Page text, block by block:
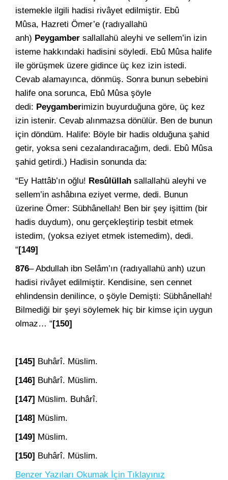
istemekle ilgili hadisi rivâyet edilmiştir. Ebû
Mûsa, Hazreti Ömer’e (radıyallahü
anh) Peygamber sallallahü aleyhi ve sellem’in izin
isteme hakkındaki hadisini söyledi. Ebû Mûsa halife
ile görüşmek üzere gidince üç kez izin istedi.
Cevab alamayınca, dönmüş. Sonra bunun sebebini
halife ona sorunca, Ebû Mûsa şöyle
dedi: Peygamberimizin buyurduğuna göre, üç kez
izin istenir. Cevab alınmazsa dönülür. Ben de bunun
için döndüm. Halife: Böyle bir hadis olduğuna şahid
getir, yoksa seni cezalandıracağım, dedi. Ebû Mûsa
şahid getirdi.) Hadisin sonunda da:
“Ey Hattâb’ın oğlu! Resûlüllah sallallahü aleyhi ve
sellem’in ashâbına eziyet verme, dedi. Bunun
üzerine Ömer: Sübhânellah! Ben bir şey işittim (bir
hadis duydum), onu gerçekleştirip tesbit etmek
istedim, (yoksa eziyet etmek istemedim), dedi.
“[149]
876– Abdullah ibn Selâm’ın (radıyallahü anh) uzun
hadisi rivâyet edilmiştir. Kendisine, sen cennet
ehlindensin denilince, o şöyle Demişti: Sübhânellah!
Bilmediği bir şeyi söylemek hiç bir kimse için uygun
olmaz… “[150]
[145] Buhârî. Müslim.
[146] Buhârî. Müslim.
[147] Müslim. Buhârî.
[148] Müslim.
[149] Müslim.
[150] Buhârî. Müslim.
Benzer Yazıları Okumak İçin Tıklayınız